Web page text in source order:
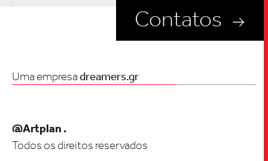
Contatos
Uma empresadreamers.gr
@Artplan .
Todos os direitos reservados